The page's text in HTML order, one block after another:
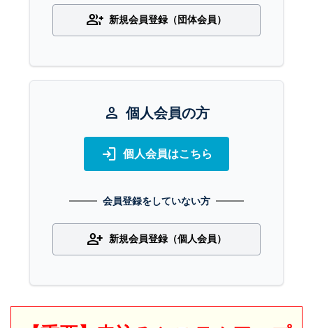
group_add 新規会員登録（団体会員）
person 個人会員の方
login 個人会員はこちら
会員登録をしていない方
person_add 新規会員登録（個人会員）